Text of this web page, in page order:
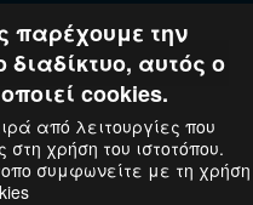
παρέχουμε την
αυτός ο
cookies.
από λειτουργίες που
στη χρήση του ιστοτόπου.
συμφωνείτε με τη χρήση